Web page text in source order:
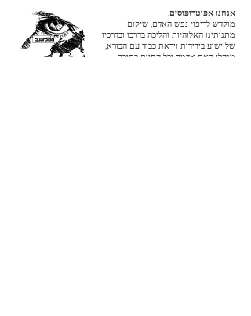
אנחנו אפוטרופוסים.
מוקדש לריפוי נפש האדם, שיקום
מתנותינו האלוהיות והליכה בדרכו ובדרכיו
של ישוע בידידות ויראת כבוד עם הבורא,
מנהלי האם אדמה וכל החיים בתוכה.